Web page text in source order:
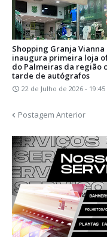
Shopping Granja Vianna
inaugura primeira loja
do Palmeiras da região
tarde de autógrafos
22 de Julho de 2026 - 19:45
Postagem Anterior